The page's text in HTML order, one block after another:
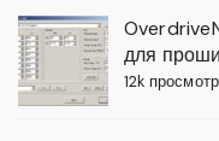
для
12k